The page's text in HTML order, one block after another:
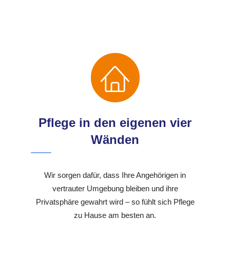
Pflege in den eigenen vier
Wänden
Wir sorgen dafür, dass Ihre Angehörigen in
vertrauter Umgebung bleiben und ihre
Privatsphäre gewahrt wird – so fühlt sich Pflege
zu Hause am besten an.